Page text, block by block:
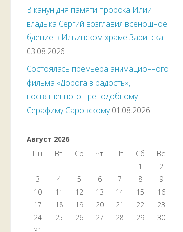
В канун дня памяти пророка Илии
владыка Сергий возглавил всенощное
бдение в Ильинском храме Заринска
03.08.2026
Состоялась премьера анимационного
фильма «Дорога в радость»,
посвященного преподобному
Серафиму Саровскому 01.08.2026
Август 2026
Пн
Вт Ср Чт Пт Сб
Вс
1
2
3
4 5 6 7 8
9
10
11 12 13 14 15
16
17
18 19 20 21 22
23
24
25 26 27 28 29
30